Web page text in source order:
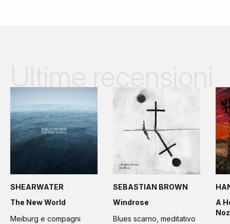
SHEARWATER
The New World
Meiburg e compagni
SEBASTIAN BROWN
Windrose
Blues scarno, meditativo
A
Noz